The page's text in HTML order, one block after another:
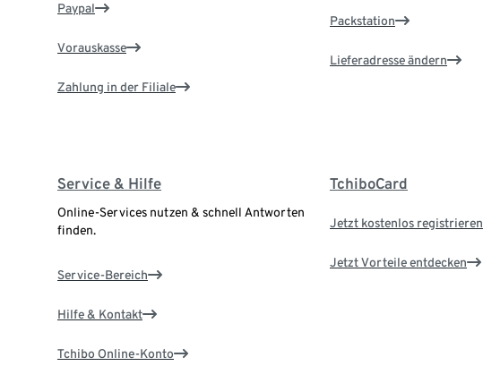
Paypal
Vorauskasse
Zahlung in der Filiale
Packstation
Lieferadresse ändern
Service & Hilfe
Online-Services nutzen & schnell Antworten
finden.
Service-Bereich
Hilfe & Kontakt
Tchibo Online-Konto
TchiboCard
Jetzt kostenlos registrieren
Jetzt Vorteile entdecken